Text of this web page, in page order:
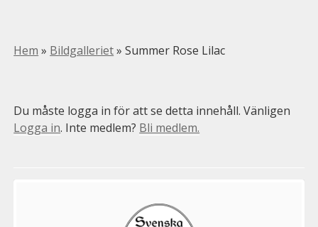
Hem » Bildgalleriet»Summer Rose Lilac
Du måste logga in för att se detta innehåll. Vänligen
Logga in. Inte medlem? Bli medlem.